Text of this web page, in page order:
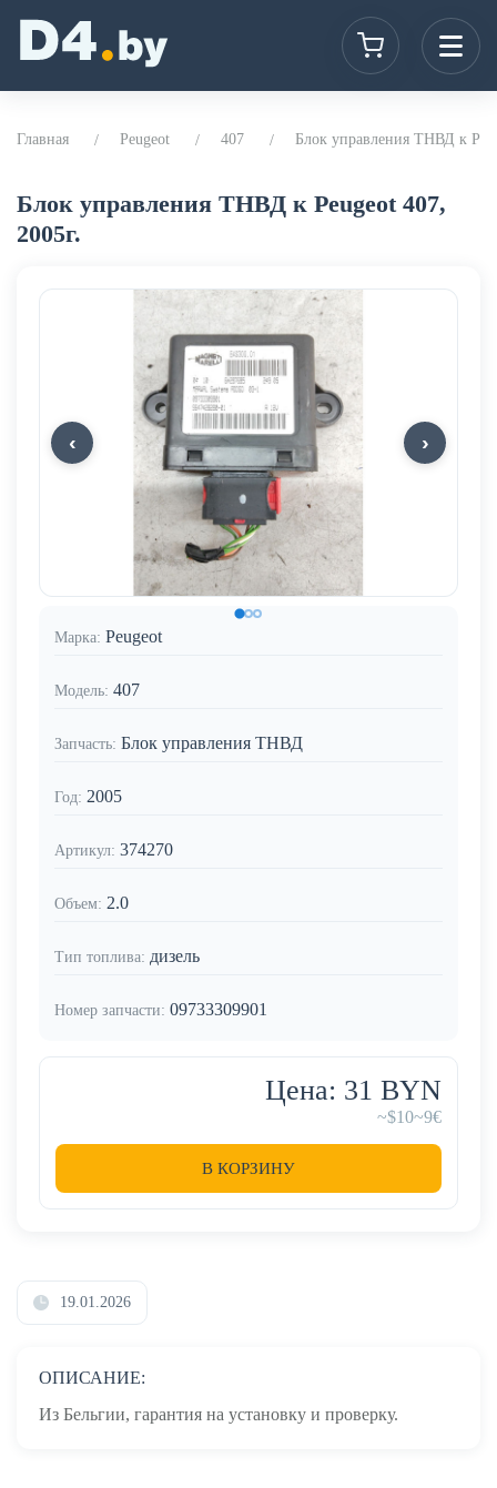
Главная Peugeot 407 Блок управления ТНВД к
Блок управления ТНВД к Peugeot 407,
2005г.
Марка: Peugeot
Модель: 407
Запчасть: Блок управления ТНВД
Год: 2005
Артикул: 374270
Объем: 2.0
Тип топлива: дизель
Номер запчасти: 09733309901
Цена: 31 BYN
~$10~9€
В КОРЗИНУ
19.01.2026
ОПИСАНИЕ:
Из Бельгии, гарантия на установку и проверку.